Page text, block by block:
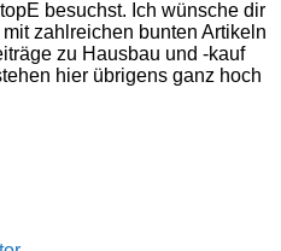
besuchst. Ich wünsche dir
zahlreichen bunten Artikeln
zu Hausbau und -kauf
hier übrigens ganz hoch